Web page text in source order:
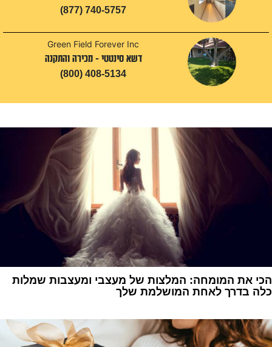
(877) 740-5757
Green Field Forever Inc
דשא סינטטי - מכירה והתקנה
(800) 408-5134
הכי את המומחה: המלצות של מעצבי ומעצבות שמלות
כלה בדרך לאחת המושלמת שלך